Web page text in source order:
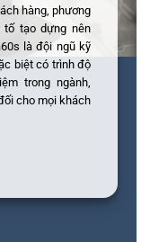
hàng, phương
tố tạo dựng nên
là đội ngũ kỹ
biệt có trình độ
trong ngành,
cho mọi khách